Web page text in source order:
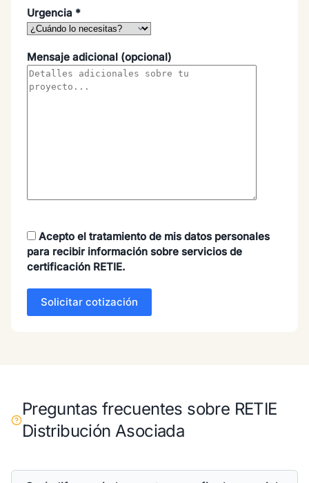
Urgencia *
Mensaje adicional (opcional)
Acepto el tratamiento de mis datos personales
para recibir información sobre servicios de
certificación RETIE.
Preguntas frecuentes sobre RETIE
Distribución Asociada